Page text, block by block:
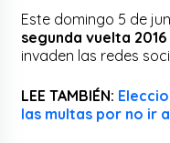
Este domingo 5 de
segunda vuelta 2016
invaden las redes
LEE TAMBIÉN:
las multas por no ir